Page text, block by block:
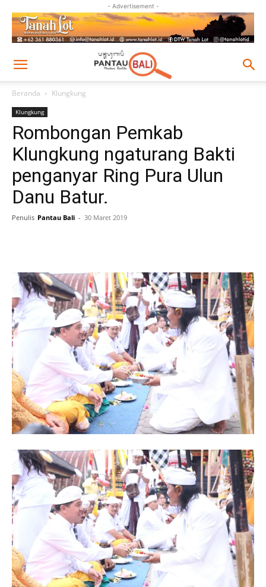
- Advertisement -
Beranda Klungkung
Klungkung
Rombongan Pemkab
Klungkung ngaturang Bakti
penganyar Ring Pura Ulun
Danu Batur.
Penulis Pantau Bali - 30 Maret 2019